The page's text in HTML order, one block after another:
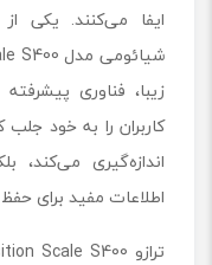
ایفا می‌کنند. یکی از
زیبا، فناوری
کاربران را به خود
اندازه‌گیری
اطلاعات مفید برای